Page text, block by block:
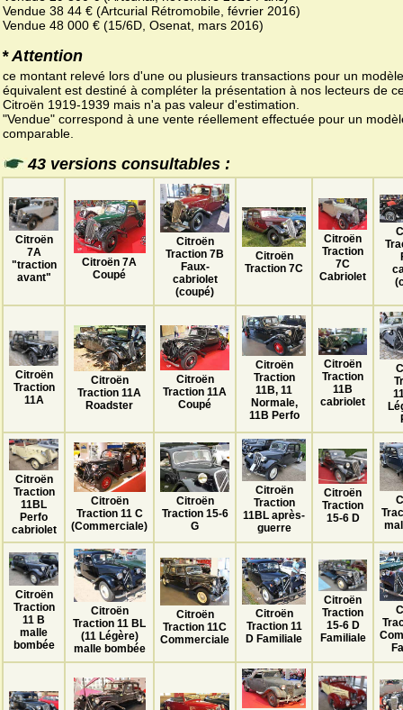
Vendue 38 44 € (Artcurial Rétromobile, février 2016)
Vendue 48 000 € (15/6D, Osenat, mars 2016)
* Attention
ce montant relevé lors d'une ou plusieurs transactions pour un modèle
équivalent est destiné à compléter la présentation à nos lecteurs de
Citroën 1919-1939 mais n'a pas valeur d'estimation.
"Vendue" correspond à une vente réellement effectuée pour un
comparable.
43 versions consultables :
Citroën
7A
"traction
avant"
Citroën 7A
Coupé
Citroën
Traction 7B
Faux-
cabriolet
(coupé)
Citroën
Traction 7C
Citroën
Traction
7C
Cabriolet
Citroën
Traction
11A
Citroën
Traction 11A
Roadster
Citroën
Traction 11A
Coupé
Citroën
Traction
11B, 11
Normale,
11B Perfo
Citroën
Traction
11B
cabriolet
Citroën
Traction
11BL
Perfo
cabriolet
Citroën
Traction 11 C
(Commerciale)
Citroën
Traction 15-6
G
Citroën
Traction
11BL après-
guerre
Citroën
Traction
15-6 D
Citroën
Traction
11 B
malle
bombée
Citroën
Traction 11 BL
(11 Légère)
malle bombée
Citroën
Traction 11C
Commerciale
Citroën
Traction 11
D Familiale
Citroën
Traction
15-6 D
Familiale